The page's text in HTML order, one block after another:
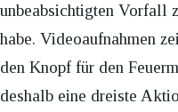
unbeabsichtigten Vorfall
habe. Videoaufnahmen
den Knopf für den
deshalb eine dreiste